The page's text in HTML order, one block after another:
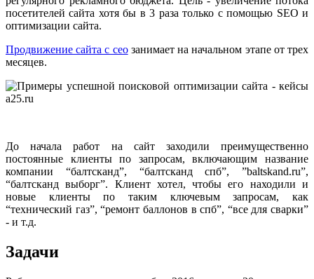
посетителей сайта хотя бы в 3 раза только с помощью SEO и
оптимизации сайта.
Продвижение сайта с сеозанимает на начальном этапе от трех
месяцев.
До начала работ на сайт заходили преимущественно
постоянные клиенты по запросам, включающим название
компании “балтсканд”, “балтсканд спб”, ”baltskand.ru”,
“балтсканд выборг”. Клиент хотел, чтобы его находили и
новые клиенты по таким ключевым запросам, как
“технический газ”, “ремонт баллонов в спб”, “все для сварки”
- и т.д.
Задачи